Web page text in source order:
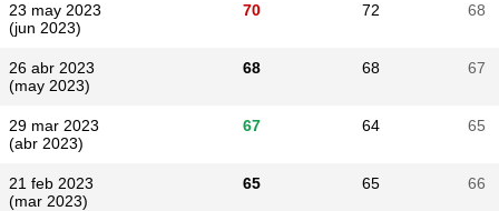
23 may 2023
(jun 2023)
70 72 68
26 abr 2023
(may 2023)
68 68 67
29 mar 2023
(abr 2023)
67 64 65
21 feb 2023
(mar 2023)
65 65 66